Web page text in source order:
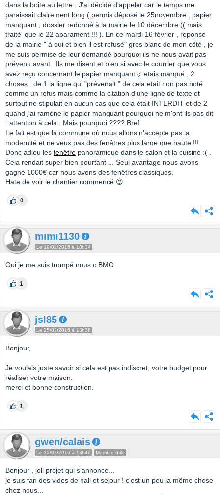
dans la boite au lettre . J'ai décidé d'appeler car le temps me
paraissait clairement long ( permis déposé le 25novembre , papier
manquant , dossier redonné à la mairie le 10 décembre (( mais
traité' que le 22 aparament !!! ). En ce mardi 16 février , reponse
de la mairie " à oui et bien il est refusé" gros blanc de mon côté , je
me suis permise de leur demandé pourquoi ils ne nous avait pas
prévenu avant . Ils me disent et bien si avec le courrier que vous
avez reçu concernant le papier manquant ç' etais marqué . 2
choses : de 1 la ligne qui "prévenait " de cela etait non pas noté
comme un refus mais comme la citation d'une ligne de texte et
surtout ne stipulait en aucun cas que cela était INTERDIT et de 2
quand j'ai ramène le papier manquant pourquoi ne m'ont ils pas dit
: attention à cela . Mais pourquoi ???? Bref
Le fait est que la commune où nous allons n'accepte pas la
modernité et ne veux pas des fenêtres plus large que haute !!!
Donc adieu les fenêtre panoramique dans le salon et la cuisine :( .
Cela rendait super bien pourtant ... Seul avantage nous avons
gagné 1000€ car nous avons des fenêtres classiques.
Hate de voir le chantier commencé 😍
0
mimi1130
Le 19/02/2016 à 18h34
Oui je me suis trompé nous c BMO
1
jsl85
Le 25/02/2016 à 13h36
Bonjour,
Je voulais juste savoir si cela est pas indiscret, votre budget pour
réaliser votre maison.
merci et bonne construction.
1
gwen/calais
Le 25/02/2016 à 13h46 Membre utile
Bonjour , joli projet qui s'annonce...
je suis fan des vides de hall et sejour ! c'est un peu la même chose
chez nous...